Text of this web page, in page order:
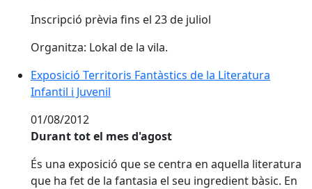
Inscripció prèvia fins el 23 de juliol
Organitza: Lokal de la vila.
Exposició Territoris Fantàstics de la Literatura
Infantil i Juvenil
01/08/2012
Durant tot el mes d'agost
És una exposició que se centra en aquella literatura
que ha fet de la fantasia el seu ingredient bàsic. En